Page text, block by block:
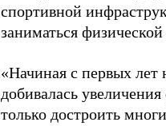
спортивной
заниматься
«Начиная с первых лет
добивалась
только достроить